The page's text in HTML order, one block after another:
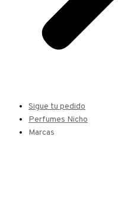
Sigue tu pedido
Perfumes Nicho
Marcas